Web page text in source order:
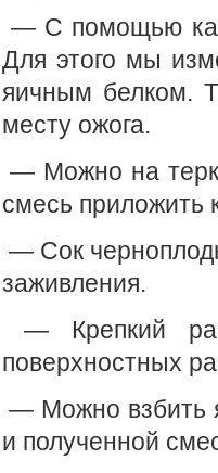
— С помощью
Для этого мы
яичным белком.
месту ожога.
— Можно на
смесь приложить
— Сок
заживления.
— Крепкий
поверхностных
— Можно взбить
и полученной